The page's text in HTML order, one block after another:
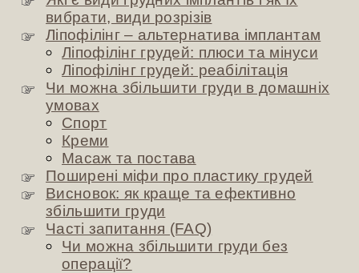
вибрати, види розрізів
Ліпофілінг – альтернатива імплантам
Ліпофілінг грудей: плюси та мінуси
Ліпофілінг грудей: реабілітація
Чи можна збільшити груди в домашніх
умовах
Спорт
Креми
Масаж та постава
Поширені міфи про пластику грудей
Висновок: як краще та ефективно
збільшити груди
Часті запитання (FAQ)
Чи можна збільшити груди без
операції?